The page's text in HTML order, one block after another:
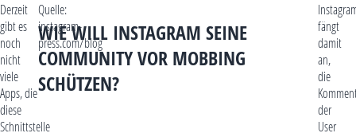
Derzeit
gibt es
noch
nicht
viele
Apps, die
diese
Schnittstelle
Quelle:
instagram-
press.com/blog
WIE WILL INSTAGRAM SEINE
COMMUNITY VOR MOBBING
SCHÜTZEN?
fängt
damit
an,
die
der
User